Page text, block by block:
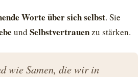
Worte über sich selbst. Sie
und Selbstvertrauenzu stärken.
wie Samen, die wir in